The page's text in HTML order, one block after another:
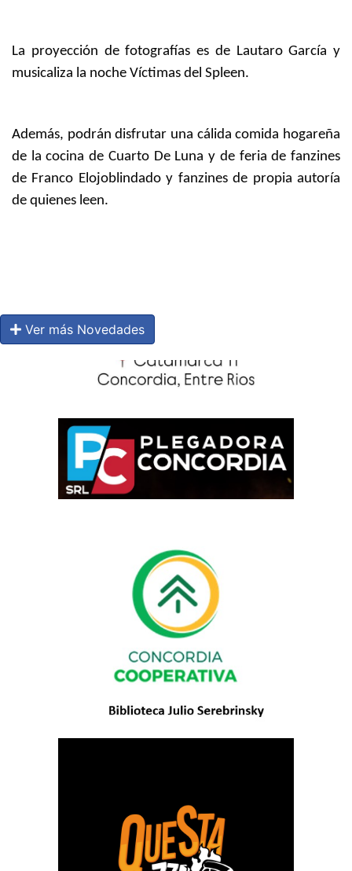
La proyección de fotografías es de Lautaro García y
musicaliza la noche Víctimas del Spleen.
Además, podrán disfrutar una cálida comida hogareña
de la cocina de Cuarto De Luna y de feria de fanzines
de Franco Elojoblindado y fanzines de propia autoría
de quienes leen.
Ver más Novedades